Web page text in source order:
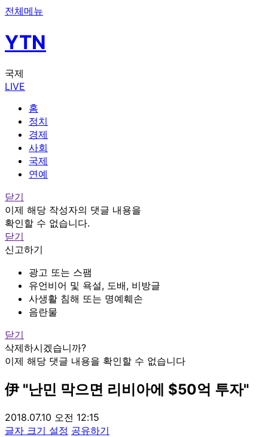
전체메뉴
YTN
국제
LIVE
홈
정치
경제
사회
국제
연예
닫기
이제 해당 작성자의 댓글 내용을
확인할 수 없습니다.
닫기
신고하기
광고 또는 스팸
유언비어 및 욕설, 도배, 비방글
사생활 침해 또는 명예훼손
음란물
닫기
삭제하시겠습니까?
이제 해당 댓글 내용을 확인할 수 없습니다
伊 "난민 막으면 리비아에 $50억 투자"
2018.07.10 오전 12:15
글자 크기 설정 공유하기